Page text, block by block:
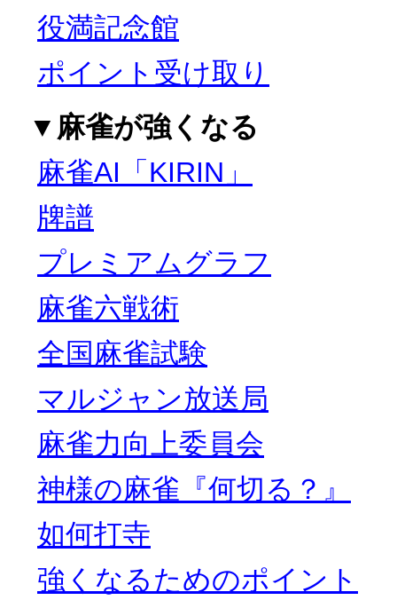
役満記念館
ポイント受け取り
▼麻雀が強くなる
麻雀AI「KIRIN」
牌譜
プレミアムグラフ
麻雀六戦術
全国麻雀試験
マルジャン放送局
麻雀力向上委員会
神様の麻雀『何切る？』
如何打寺
強くなるためのポイント